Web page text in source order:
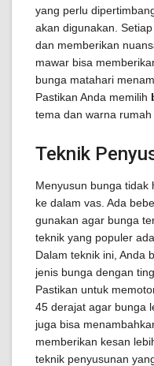
yang perlu
akan digunakan.
dan memberikan
mawar bisa
bunga matahari
Pastikan Anda memilih
tema dan warna
Teknik
Menyusun bunga tidak
ke dalam vas. Ada
gunakan agar bunga
teknik yang populer
Dalam teknik ini, Anda
jenis bunga dengan
Pastikan untuk
45 derajat agar bunga
juga bisa
memberikan kesan
teknik penyusunan